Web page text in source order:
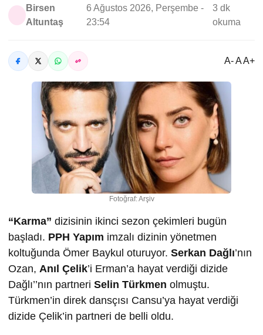
Birsen
Altuntaş
6 Ağustos 2026, Perşembe -
23:54
3 dk
okuma
A- A A+
Fotoğraf: Arşiv
“Karma” dizisinin ikinci sezon çekimleri bugün
başladı. PPH Yapım imzalı dizinin yönetmen
koltuğunda Ömer Baykul oturuyor. Serkan Dağlı’nın
Ozan, Anıl Çelik’i Erman’a hayat verdiği dizide
Dağlı’’nın partneri Selin Türkmen olmuştu.
Türkmen’in direk dansçısı Cansu’ya hayat verdiği
dizide Çelik’in partneri de belli oldu.